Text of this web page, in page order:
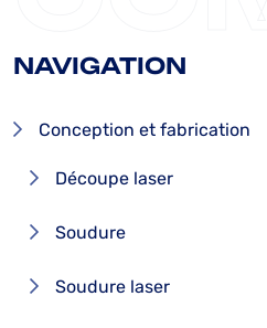
NAVIGATION
Conception et fabrication
Découpe laser
Soudure
Soudure laser